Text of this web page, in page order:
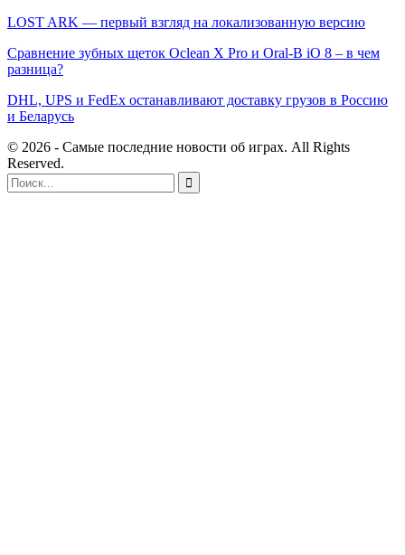
LOST ARK — первый взгляд на локализованную версию
Сравнение зубных щеток Oclean X Pro и Oral-B iO 8 – в чем
разница?
DHL, UPS и FedEx останавливают доставку грузов в Россию
и Беларусь
© 2026 - Самые последние новости об играх. All Rights
Reserved.